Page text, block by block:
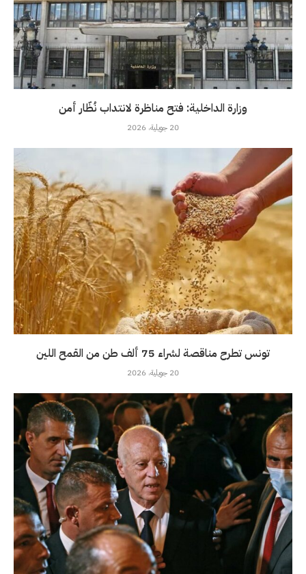
وزارة الداخلية: فتح مناظرة لانتداب نُظّار أمن
20 جويلية، 2026
تونس تطرح مناقصة لشراء 75 ألف طن من القمح اللين
20 جويلية، 2026